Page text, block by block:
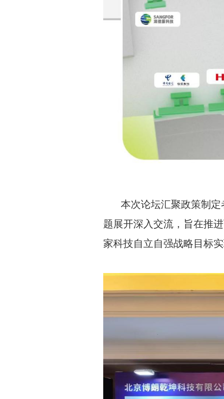
本次论坛汇聚政策制定
题展开深入交流，旨在推
家科技自立自强战略目标实